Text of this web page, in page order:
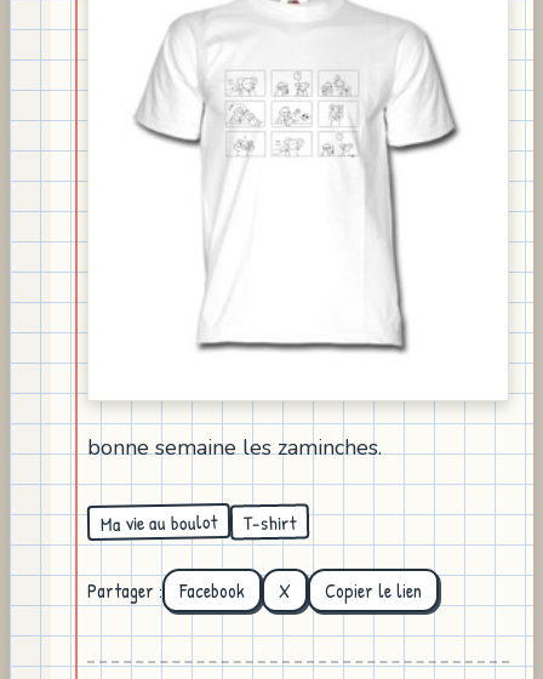
bonne semaine les zaminches.
Ma vie au boulot T-shirt
Partager : Facebook X Copier le lien